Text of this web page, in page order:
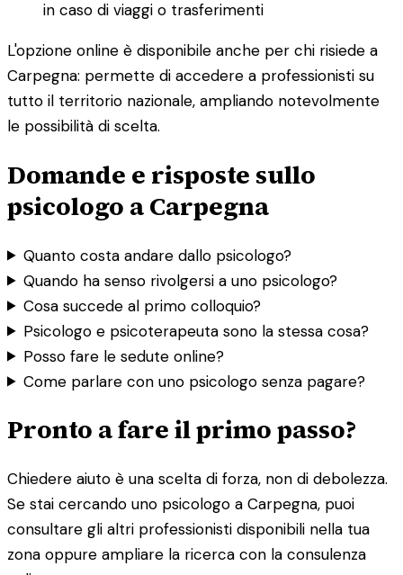
in caso di viaggi o trasferimenti
L'opzione online è disponibile anche per chi risiede a
Carpegna: permette di accedere a professionisti su
tutto il territorio nazionale, ampliando notevolmente
le possibilità di scelta.
Domande e risposte sullo
psicologo a Carpegna
Quanto costa andare dallo psicologo?
Quando ha senso rivolgersi a uno psicologo?
Cosa succede al primo colloquio?
Psicologo e psicoterapeuta sono la stessa cosa?
Posso fare le sedute online?
Come parlare con uno psicologo senza pagare?
Pronto a fare il primo passo?
Chiedere aiuto è una scelta di forza, non di debolezza.
Se stai cercando uno psicologo a Carpegna, puoi
consultare gli altri professionisti disponibili nella tua
zona oppure ampliare la ricerca con la consulenza